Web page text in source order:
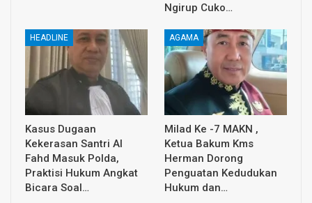
Ngirup Cuko…
HEADLINE
Kasus Dugaan
Kekerasan Santri Al
Fahd Masuk Polda,
Praktisi Hukum Angkat
Bicara Soal…
AGAMA
Milad Ke -7 MAKN ,
Ketua Bakum Kms
Herman Dorong
Penguatan Kedudukan
Hukum dan…